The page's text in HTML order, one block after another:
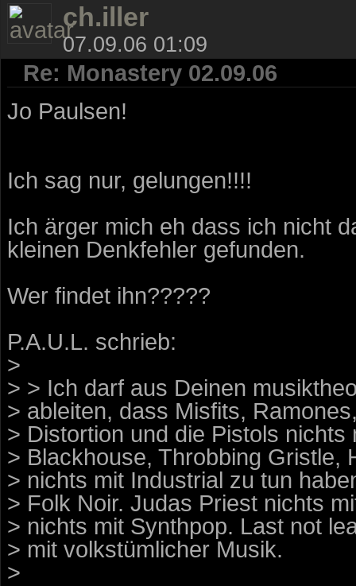
ch.iller
07.09.06 01:09
Re: Monastery 02.09.06
Jo Paulsen!
Ich sag nur, gelungen!!!!
Ich ärger mich eh dass ich nicht
kleinen Denkfehler gefunden.
Wer findet ihn?????
P.A.U.L. schrieb:
>
> > Ich darf aus Deinen
> ableiten, dass Misfits,
> Distortion und die Pistols nichts
> Blackhouse, Throbbing Gristle,
> nichts mit Industrial zu tun
> Folk Noir. Judas Priest nichts
> nichts mit Synthpop. Last not
> mit volkstümlicher Musik.
>